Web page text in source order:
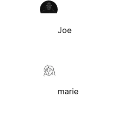
Joe
marie